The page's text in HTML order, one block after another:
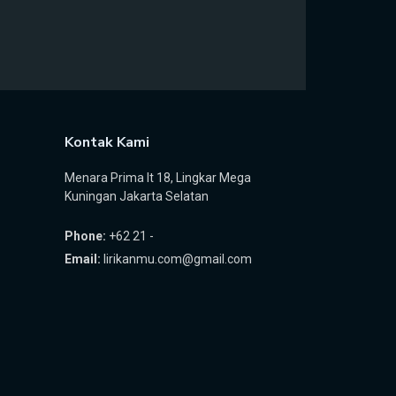
Kontak Kami
Menara Prima lt 18, Lingkar Mega
Kuningan Jakarta Selatan
Phone: +62 21 -
Email: lirikanmu.com@gmail.com